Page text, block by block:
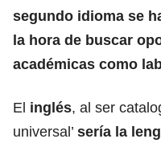
segundo idioma se
la hora de buscar
académicas como
El inglés, al ser
universal’ sería la